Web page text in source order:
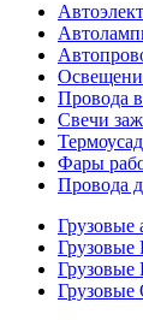
Провода
Свечи
Фары
Провода
Грузовые
Грузовые
Грузовые
Грузовые